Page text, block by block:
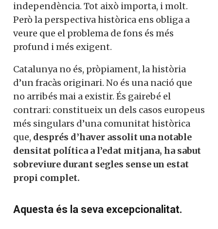
independència. Tot això importa, i molt.
Però la perspectiva històrica ens obliga a
veure que el problema de fons és més
profund i més exigent.
Catalunya no és, pròpiament, la història
d’un fracàs originari. No és una nació que
no arribés mai a existir. És gairebé el
contrari: constitueix un dels casos europeus
més singulars d’una comunitat històrica
que, després d’haver assolit una notable
densitat política a l’edat mitjana, ha sabut
sobreviure durant segles sense un estat
propi complet.
Aquesta és la seva excepcionalitat.